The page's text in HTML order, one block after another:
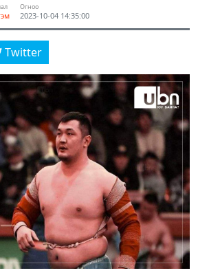
Огноо
2023-10-04 14:35:00
Twitter